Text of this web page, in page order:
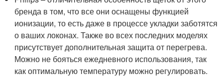
бренда в том, что все они оснащены функцией
ионизации, то есть даже в процессе укладки заботятся
о ваших локонах. Также во всех последних моделях
присутствует дополнительная защита от перегрева.
Можно не бояться ежедневного использования, так
как оптимальную температуру можно регулировать.